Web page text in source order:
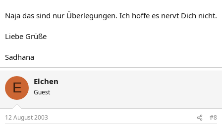
Naja das sind nur Überlegungen. Ich hoffe es nervt Dich nicht.
Liebe Grüße
Sadhana
E Elchen
Guest
12 August 2003 #8